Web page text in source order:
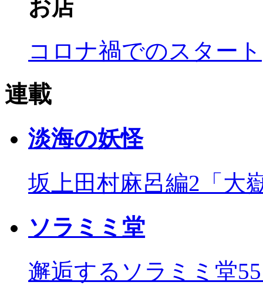
お店
コロナ禍でのスタート
連載
淡海の妖怪
坂上田村麻呂編2「大
ソラミミ堂
邂逅するソラミミ堂